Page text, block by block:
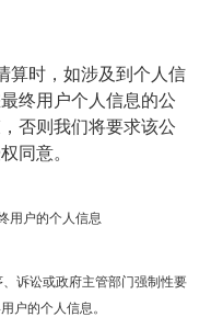
算时，如涉及到个人信
终用户个人信息的公
否则我们将要求该公
同意。
用户的个人信息
诉讼或政府主管部门强制性要
户的个人信息。